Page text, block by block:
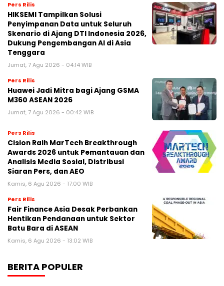
Pers Rilis
HIKSEMI Tampilkan Solusi
Penyimpanan Data untuk Seluruh
Skenario di Ajang DTI Indonesia 2026,
Dukung Pengembangan AI di Asia
Tenggara
Jumat, 7 Agu 2026 - 04:14 WIB
Pers Rilis
Huawei Jadi Mitra bagi Ajang GSMA
M360 ASEAN 2026
Jumat, 7 Agu 2026 - 00:42 WIB
Pers Rilis
Cision Raih MarTech Breakthrough
Awards 2026 untuk Pemantauan dan
Analisis Media Sosial, Distribusi
Siaran Pers, dan AEO
Kamis, 6 Agu 2026 - 17:00 WIB
Pers Rilis
Fair Finance Asia Desak Perbankan
Hentikan Pendanaan untuk Sektor
Batu Bara di ASEAN
Kamis, 6 Agu 2026 - 13:02 WIB
BERITA POPULER